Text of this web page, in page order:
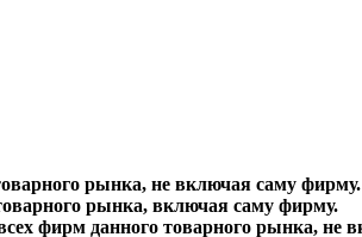
рынка, не включая саму фирму.
рынка, включая саму фирму.
фирм данного товарного рынка, не